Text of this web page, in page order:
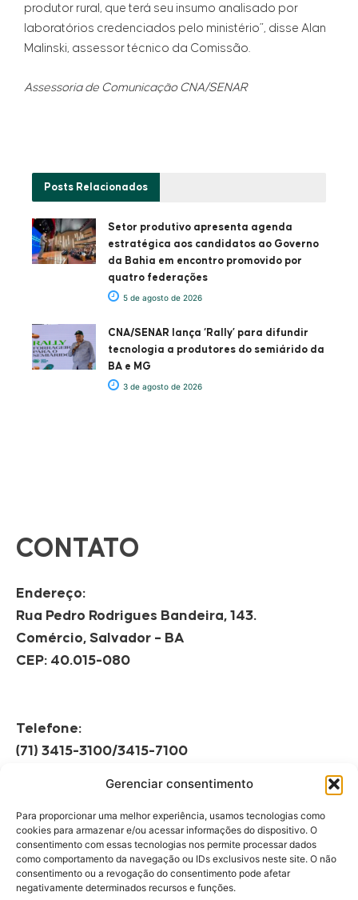
Gerenciar consentimento
Para proporcionar uma melhor experiência, usamos tecnologias como
cookies para armazenar e/ou acessar informações do dispositivo. O
consentimento com essas tecnologias nos permite processar dados
como comportamento da navegação ou IDs exclusivos neste site. O não
consentimento ou a revogação do consentimento pode afetar
negativamente determinados recursos e funções.
produtor rural, que terá seu insumo analisado por
laboratórios credenciados pelo ministério”, disse Alan
Malinski, assessor técnico da Comissão.
Assessoria de Comunicação CNA/SENAR
Posts Relacionados
Setor produtivo apresenta agenda
estratégica aos candidatos ao Governo
da Bahia em encontro promovido por
quatro federações
5 de agosto de 2026
CNA/SENAR lança ‘Rally’ para difundir
tecnologia a produtores do semiárido da
BA e MG
3 de agosto de 2026
CONTATO
Endereço:
Rua Pedro Rodrigues Bandeira, 143.
Comércio, Salvador – BA
CEP: 40.015-080
Telefone:
(71) 3415-3100/3415-7100
Horário de Funcionamento:
08h às 12h | 13h às 17h